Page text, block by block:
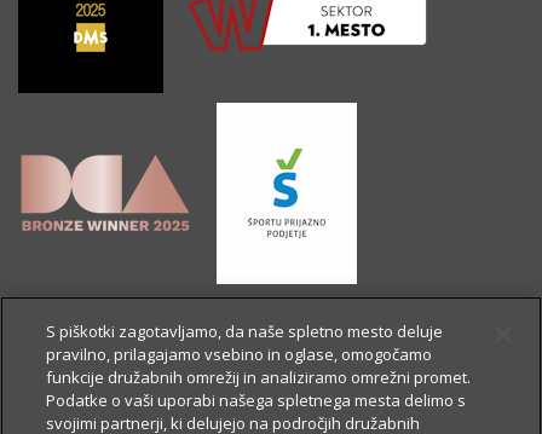
S piškotki zagotavljamo, da naše spletno mesto deluje
pravilno, prilagajamo vsebino in oglase, omogočamo
funkcije družabnih omrežij in analiziramo omrežni promet.
Podatke o vaši uporabi našega spletnega mesta delimo s
svojimi partnerji, ki delujejo na področjih družabnih